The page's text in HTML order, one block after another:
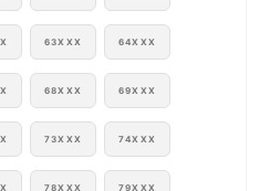
63XXX 64XXX
68XXX 69XXX
73XXX 74XXX
78XXX 79XXX